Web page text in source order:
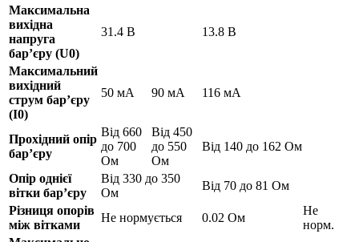
Максимальна
вихідна
напруга
бар’єру (U0)
31.4 В 13.8 В
Максимальний
вихідний
струм бар’єру
(I0)
50 мА 90 мА 116 мА
Прохідний опір
бар’єру
Від 660
до 700
Ом
Від 450
до 550
Ом
Від 140 до 162 Ом
Опір однієї
вітки бар’єру
Від 330 до 350
Ом
Від 70 до 81 Ом
Різниця опорів
між вітками
Не нормується 0.02 Ом
Не
норм.